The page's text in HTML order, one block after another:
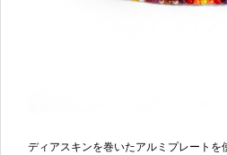
ディアスキンを巻いたアルミプレート